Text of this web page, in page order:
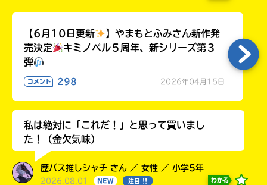
【6月10日更新
】やまもとふみさん新作発
売決定
キミノベル５周年、新シリーズ第３
弾
コメント 298 2026年04月15日
私は絶対に「これだ！」と思って買いまし
た！（金欠気味）
歴バス推しシャチ さん ／ 女性 ／ 小学5年
2026.08.01 NEW 注目 !! わかる